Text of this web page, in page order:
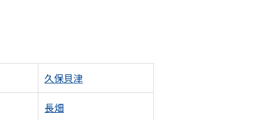
久保貝津
長畑